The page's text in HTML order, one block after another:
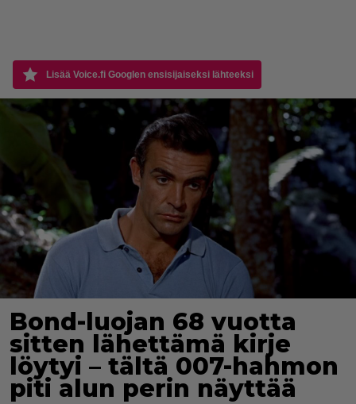
Lisää Voice.fi Googlen ensisijaiseksi lähteeksi
Bond-luojan 68 vuotta
sitten lähettämä kirje
löytyi – tältä 007-hahmon
piti alun perin näyttää